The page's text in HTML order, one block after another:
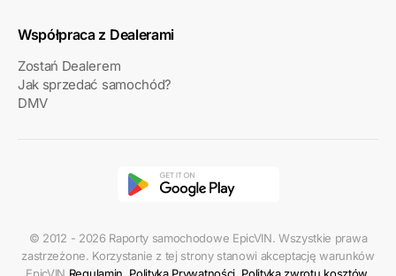
Współpraca z Dealerami
Zostań Dealerem
Jak sprzedać samochód?
DMV
© 2012 - 2026 Raporty samochodowe EpicVIN. Wszystkie prawa
zastrzeżone. Korzystanie z tej strony stanowi akceptację warunków